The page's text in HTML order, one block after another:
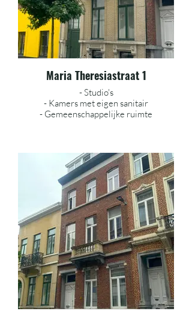
Maria Theresiastraat 1
- Studio's
- Kamers met eigen sanitair
- Gemeenschappelijke ruimte